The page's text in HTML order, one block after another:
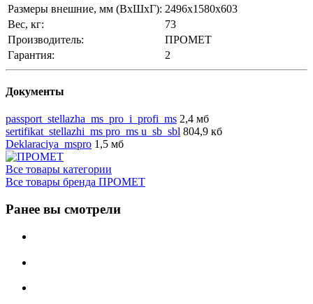
Размеры внешние, мм (ВхШхГ): 2496x1580x603
Вес, кг:
73
Производитель:
ПРОМЕТ
Гарантия:
2
Документы
passport_stellazha_ms_pro_i_profi_ms 2,4 мб
sertifikat_stellazhi_ms pro_ms u_sb_sbl 804,9 кб
Deklaraciya_mspro 1,5 мб
Все товары категории
Все товары бренда ПРОМЕТ
Ранее вы смотрели